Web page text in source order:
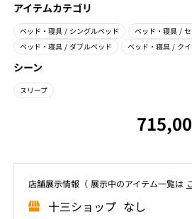
アイテムカテゴリ
ベッド・寝具 / シングルベッド ベッド・寝具 /
ベッド・寝具 / ダブルベッド ベッド・寝具 / ク
シーン
スリープ
店舗展⽰情報（ 展⽰中のアイテム⼀覧は
⼗三ショップ なし